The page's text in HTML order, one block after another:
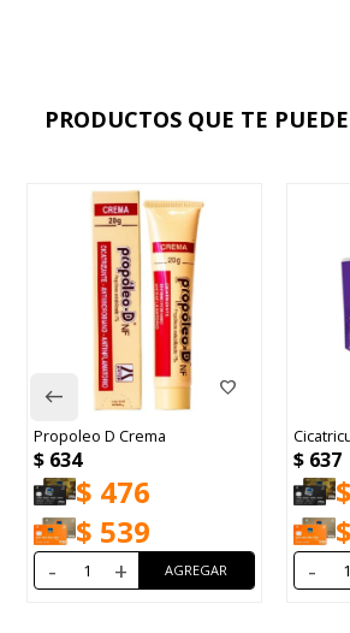
PRODUCTOS QUE TE
Propoleo D Crema
$ 634
$ 476
$ 539
- +
$ 637
$
$
-